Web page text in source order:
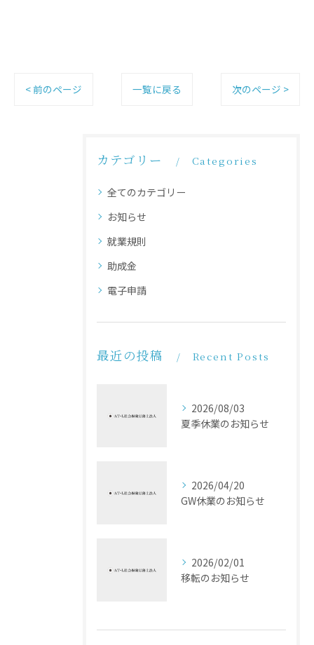
< 前のページ 一覧に戻る 次のページ >
カテゴリー Categories
全てのカテゴリー
お知らせ
就業規則
助成金
電子申請
最近の投稿 Recent Posts
2026/08/03
夏季休業のお知らせ
2026/04/20
GW休業のお知らせ
2026/02/01
移転のお知らせ